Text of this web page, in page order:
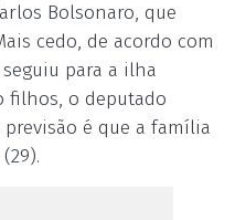
Bolsonaro, que
cedo, de acordo com
para a ilha
filhos, o deputado
é que a família